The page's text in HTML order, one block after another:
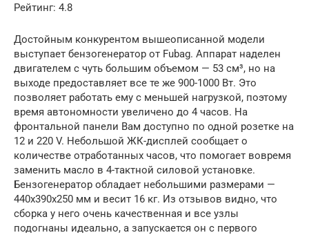
Рейтинг: 4.8
Достойным конкурентом вышеописанной модели
выступает бензогенератор от Fubag. Аппарат наделен
двигателем с чуть большим объемом — 53 см³, но на
выходе предоставляет все те же 900-1000 Вт. Это
позволяет работать ему с меньшей нагрузкой, поэтому
время автономности увеличено до 4 часов. На
фронтальной панели Вам доступно по одной розетке на
12 и 220 V. Небольшой ЖК-дисплей сообщает о
количестве отработанных часов, что помогает вовремя
заменить масло в 4-тактной силовой установке.
Бензогенератор обладает небольшими размерами —
440х390х250 мм и весит 16 кг. Из отзывов видно, что
сборка у него очень качественная и все узлы
подогнаны идеально, а запускается он с первого